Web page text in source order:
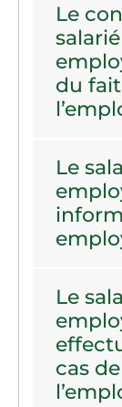
Le
du
Le
Le
cas